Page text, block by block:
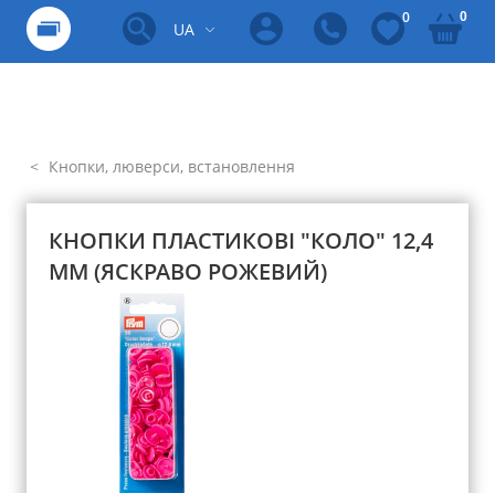
UA
0 0
Кнопки, люверси, встановлення
КНОПКИ ПЛАСТИКОВІ "КОЛО" 12,4
ММ (ЯСКРАВО РОЖЕВИЙ)